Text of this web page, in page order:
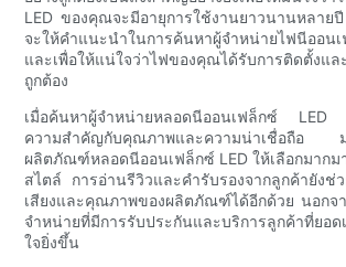
LED ของคุณจะมีอายุการใช้งานยาวนานหลาย
จะให้คำแนะนำในการค้นหาผู้จำหน่ายไฟนีออน
และเพื่อให้แน่ใจว่าไฟของคุณได้รับการติดตั้งแล
ถูกต้อง
เมื่อค้นหาผู้จำหน่ายหลอดนีออนเฟล็กซ์ LED
ความสำคัญกับคุณภาพและความน่าเชื่อถือ ม
ผลิตภัณฑ์หลอดนีออนเฟล็กซ์ LED ให้เลือกมาก
สไตล์ การอ่านรีวิวและคำรับรองจากลูกค้ายังช่
เสียงและคุณภาพของผลิตภัณฑ์ได้อีกด้วย นอกจ
จำหน่ายที่มีการรับประกันและบริการลูกค้าที่ยอด
ใจยิ่งขึ้น